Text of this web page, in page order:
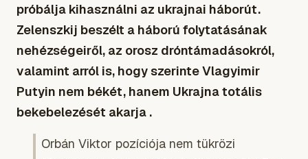
próbálja kihasználni az ukrajnai háborút.
Zelenszkij beszélt a háború folytatásának
nehézségeiről, az orosz dróntámadásokról,
valamint arról is, hogy szerinte Vlagyimir
Putyin nem békét, hanem Ukrajna totális
bekebelezését akarja .
Orbán Viktor pozíciója nem tükrözi